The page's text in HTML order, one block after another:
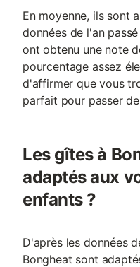
En moyenne, ils sont
données de l'an
ont obtenu une note
pourcentage assez
d'affirmer que vous
parfait pour passer
Les gîtes à
adaptés aux
enfants ?
D'après les données
Bongheat sont